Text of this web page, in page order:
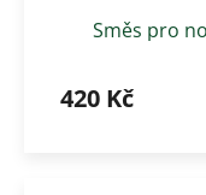
Směs pro
420 Kč